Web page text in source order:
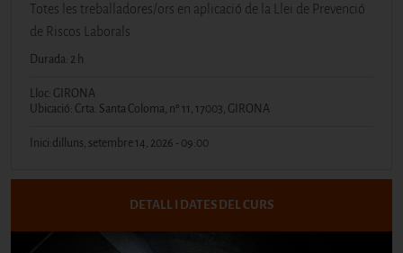
Totes les treballadores/ors en aplicació de la Llei de Prevenció
de Riscos Laborals
Durada: 2 h
Lloc: GIRONA
Ubicació: Crta. Santa Coloma, nº 11, 17003, GIRONA
Inici:dilluns, setembre 14, 2026 - 09:00
DETALL I DATES DEL CURS